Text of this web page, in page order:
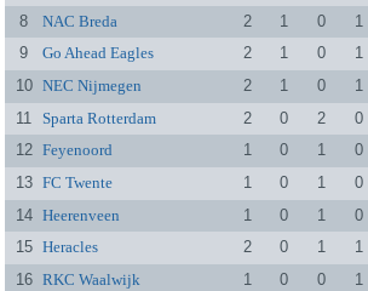
8
NAC Breda 2 1 0 1
9
Go Ahead Eagles 2 1 0 1
10 NEC Nijmegen 2 1 0 1
11
Sparta Rotterdam 2 0 2 0
12 Feyenoord 1 0 1 0
13 FC Twente 1 0 1 0
14 Heerenveen 1 0 1 0
15 Heracles 2 0 1 1
16 RKC Waalwijk 1 0 0 1